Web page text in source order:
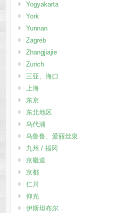
Yogyakarta
York
Yunnan
Zagreb
Zhangjiajie
Zurich
三亚、海口
上海
东京
东北地区
乌代浦
乌鲁鲁、爱丽丝泉
九州 / 福冈
京畿道
京都
仁川
仰光
伊斯坦布尔